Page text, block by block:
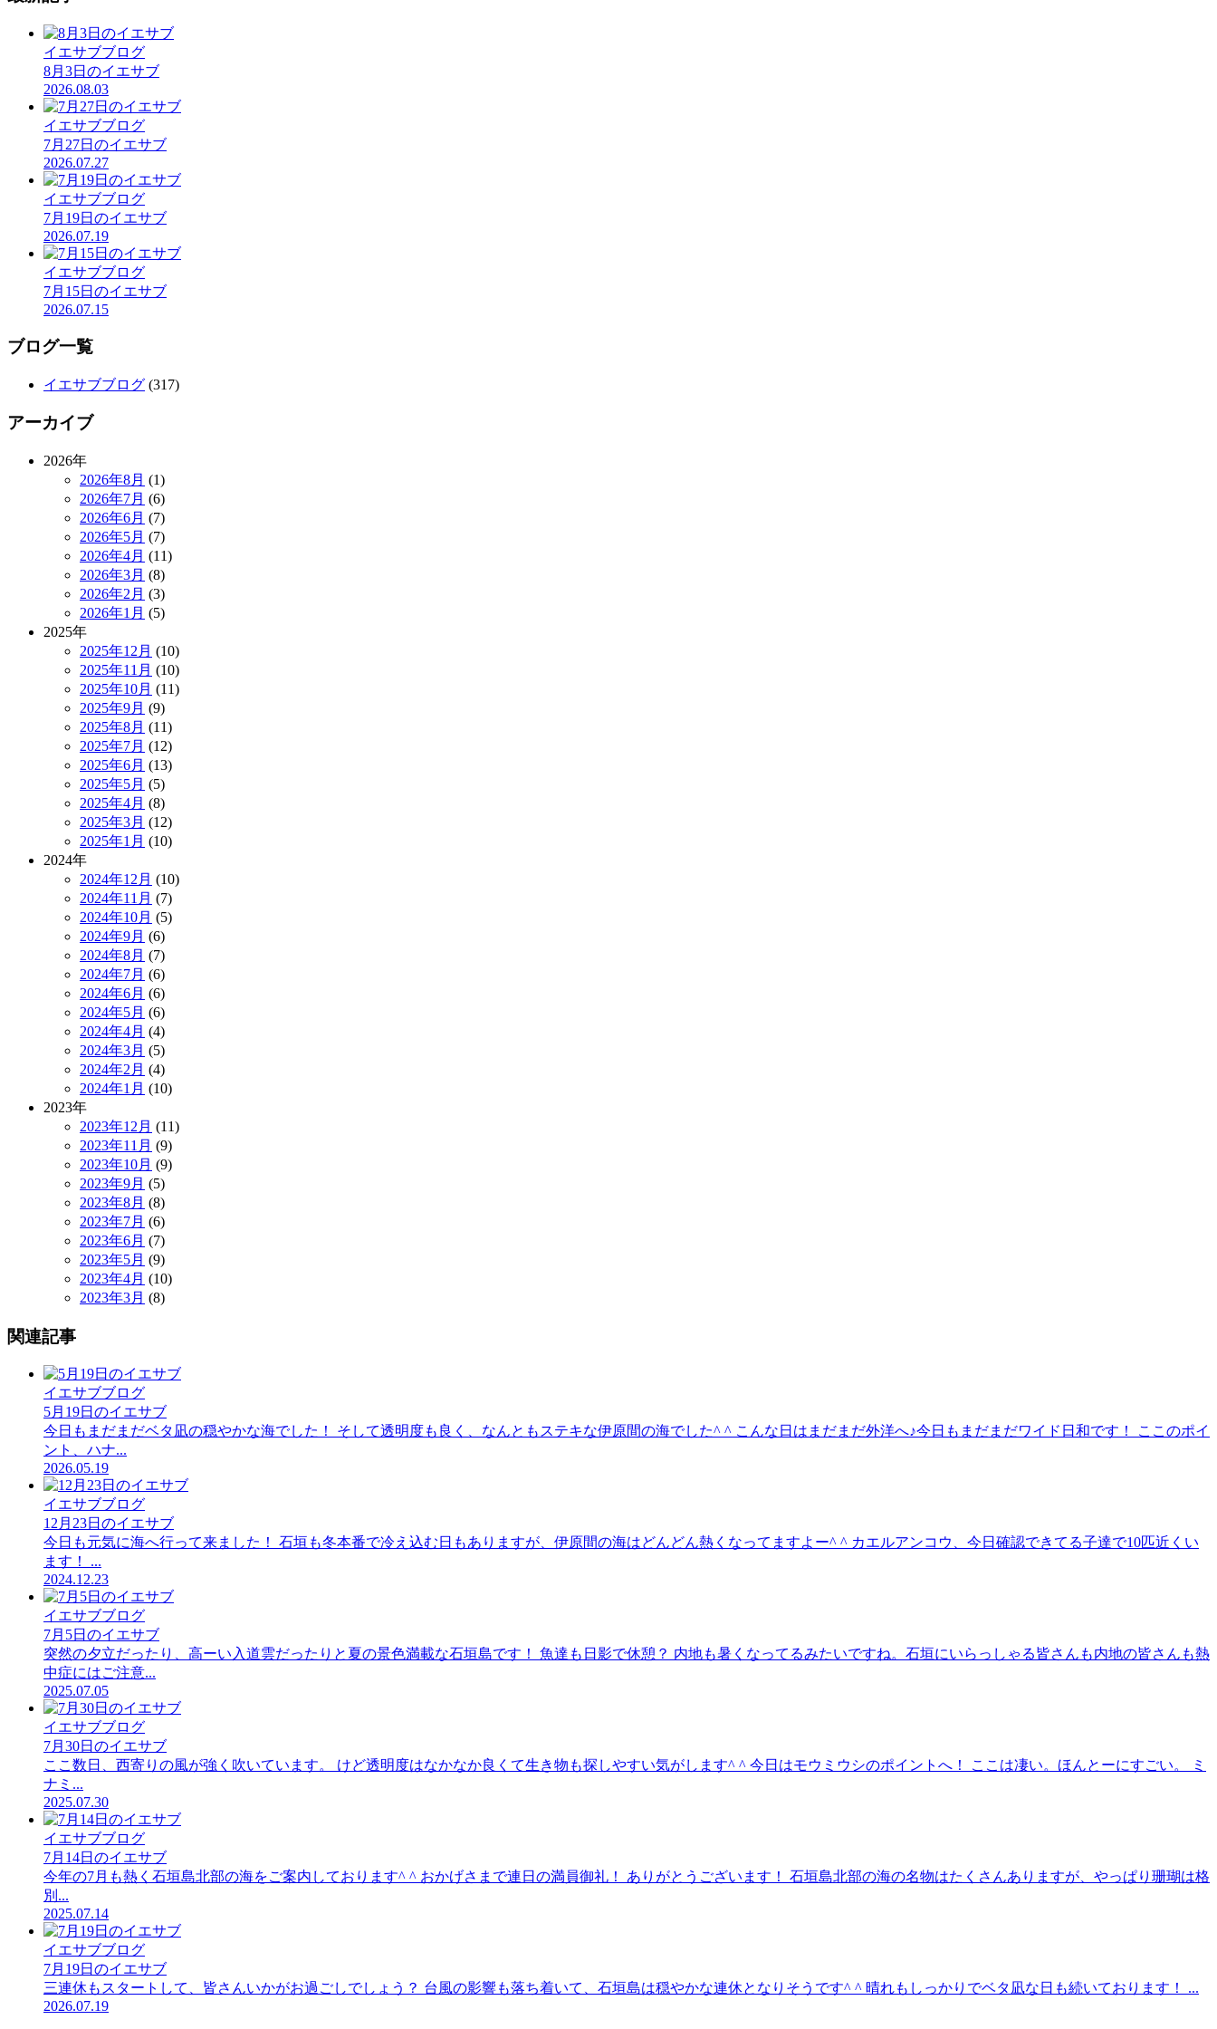
イエサブブログ
8月3日のイエサブ
2026.08.03
イエサブブログ
7月27日のイエサブ
2026.07.27
イエサブブログ
7月19日のイエサブ
2026.07.19
イエサブブログ
7月15日のイエサブ
2026.07.15
ブログ一覧
イエサブブログ (317)
アーカイブ
2026年
2026年8月 (1)
2026年7月 (6)
2026年6月 (7)
2026年5月 (7)
2026年4月 (11)
2026年3月 (8)
2026年2月 (3)
2026年1月 (5)
2025年
2025年12月 (10)
2025年11月 (10)
2025年10月 (11)
2025年9月 (9)
2025年8月 (11)
2025年7月 (12)
2025年6月 (13)
2025年5月 (5)
2025年4月 (8)
2025年3月 (12)
2025年1月 (10)
2024年
2024年12月 (10)
2024年11月 (7)
2024年10月 (5)
2024年9月 (6)
2024年8月 (7)
2024年7月 (6)
2024年6月 (6)
2024年5月 (6)
2024年4月 (4)
2024年3月 (5)
2024年2月 (4)
2024年1月 (10)
2023年
2023年12月 (11)
2023年11月 (9)
2023年10月 (9)
2023年9月 (5)
2023年8月 (8)
2023年7月 (6)
2023年6月 (7)
2023年5月 (9)
2023年4月 (10)
2023年3月 (8)
関連記事
イエサブブログ
5月19日のイエサブ
今日もまだまだベタ凪の穏やかな海でした！ そして透明度も良く、なんともステキな伊原間の海でした^ ^ こんな日はまだまだ外洋へ♪今日もまだまだワイド日和です！ ここのポイ
ント、ハナ...
2026.05.19
イエサブブログ
12月23日のイエサブ
今日も元気に海へ行って来ました！ 石垣も冬本番で冷え込む日もありますが、伊原間の海はどんどん熱くなってますよー^ ^ カエルアンコウ、今日確認できてる子達で10匹近くい
ます！ ...
2024.12.23
イエサブブログ
7月5日のイエサブ
突然の夕立だったり、高ーい入道雲だったりと夏の景色満載な石垣島です！ 魚達も日影で休憩？ 内地も暑くなってるみたいですね。石垣にいらっしゃる皆さんも内地の皆さんも熱
中症にはご注意...
2025.07.05
イエサブブログ
7月30日のイエサブ
ここ数日、西寄りの風が強く吹いています。 けど透明度はなかなか良くて生き物も探しやすい気がします^ ^ 今日はモウミウシのポイントへ！ ここは凄い。ほんとーにすごい。 ミ
ナミ...
2025.07.30
イエサブブログ
7月14日のイエサブ
今年の7月も熱く石垣島北部の海をご案内しております^ ^ おかげさまで連日の満員御礼！ ありがとうございます！ 石垣島北部の海の名物はたくさんありますが、やっぱり珊瑚は格
別...
2025.07.14
イエサブブログ
7月19日のイエサブ
三連休もスタートして、皆さんいかがお過ごしでしょう？ 台風の影響も落ち着いて、石垣島は穏やかな連休となりそうです^ ^ 晴れもしっかりでベタ凪な日も続いております！ ...
2026.07.19